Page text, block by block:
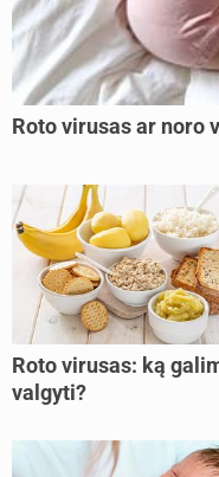
Roto virusas ar noro
Roto virusas: ką
valgyti?